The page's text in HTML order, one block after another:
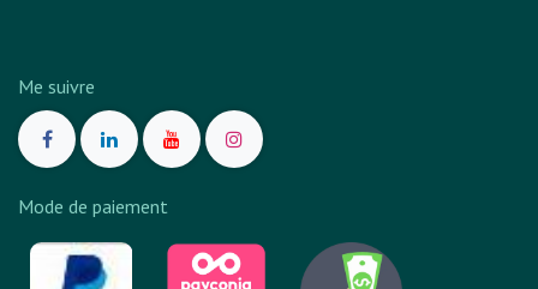
Me suivre
Mode de paiement